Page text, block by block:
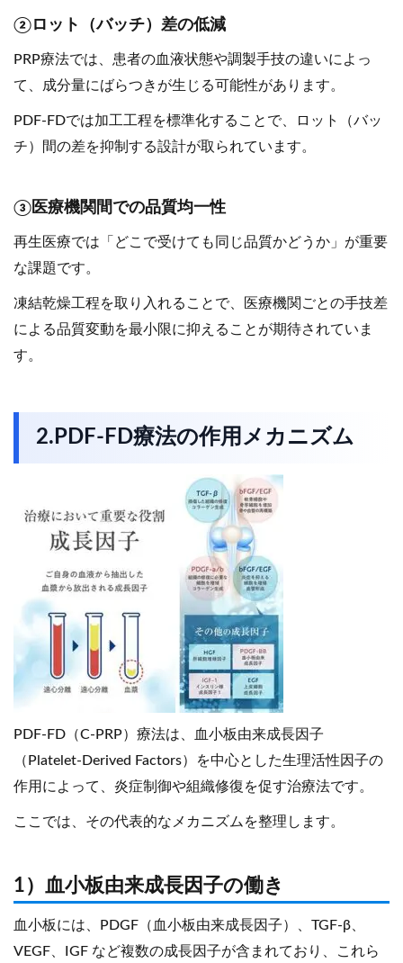
②ロット（バッチ）差の低減
PRP療法では、患者の血液状態や調製手技の違いによっ
て、成分量にばらつきが生じる可能性があります。
PDF-FDでは加工工程を標準化することで、ロット（バッ
チ）間の差を抑制する設計が取られています。
③医療機関間での品質均一性
再生医療では「どこで受けても同じ品質かどうか」が重要
な課題です。
凍結乾燥工程を取り入れることで、医療機関ごとの手技差
による品質変動を最小限に抑えることが期待されていま
す。
2.PDF-FD療法の作用メカニズム
PDF-FD（C-PRP）療法は、血小板由来成長因子
（Platelet-Derived Factors）を中心とした生理活性因子の
作用によって、炎症制御や組織修復を促す治療法です。
ここでは、その代表的なメカニズムを整理します。
1）血小板由来成長因子の働き
血小板には、PDGF（血小板由来成長因子）、TGF-β、
VEGF、IGF など複数の成長因子が含まれており、これら